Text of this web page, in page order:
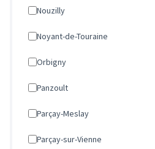
Nouzilly
Noyant-de-Touraine
Orbigny
Panzoult
Parçay-Meslay
Parçay-sur-Vienne